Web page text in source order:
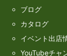
ブログ
カタログ
イベント出店
YouTubeチャ